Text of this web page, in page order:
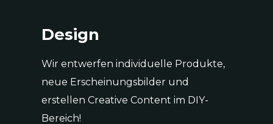
Design
Wir entwerfen individuelle Produkte,
neue Erscheinungsbilder und
erstellen Creative Content im DIY-
Bereich!